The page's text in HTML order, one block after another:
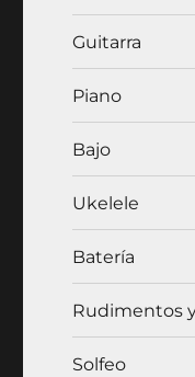
Guitarra
Piano
Bajo
Ukelele
Batería
Rudimentos
Solfeo